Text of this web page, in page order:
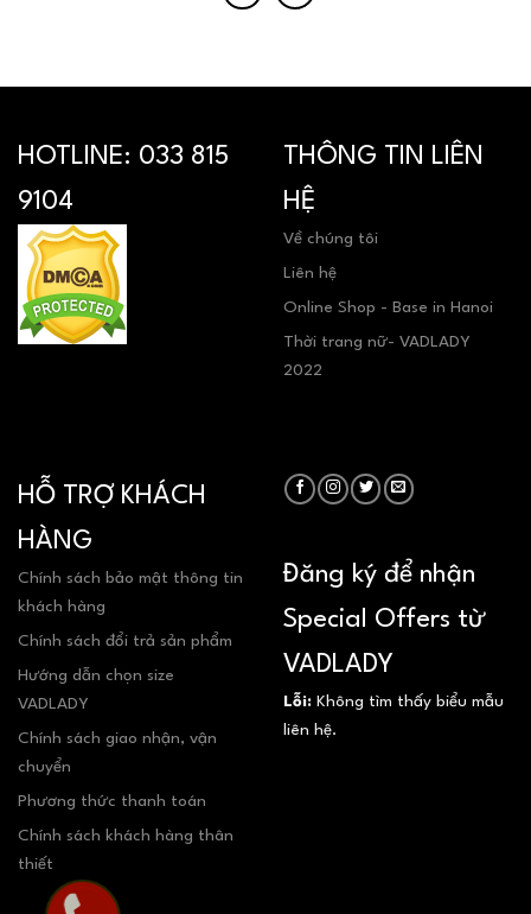
HOTLINE: 033 815
9104
THÔNG TIN LIÊN
HỆ
Về chúng tôi
Liên hệ
Online Shop - Base in Hanoi
Thời trang nữ- VADLADY
2022
HỖ TRỢ KHÁCH
HÀNG
Chính sách bảo mật thông tin
khách hàng
Chính sách đổi trả sản phẩm
Hướng dẫn chọn size
VADLADY
Chính sách giao nhận, vận
chuyển
Phương thức thanh toán
Chính sách khách hàng thân
thiết
Đăng ký để nhận
Special Offers từ
VADLADY
Lỗi: Không tìm thấy biểu mẫu
liên hệ.